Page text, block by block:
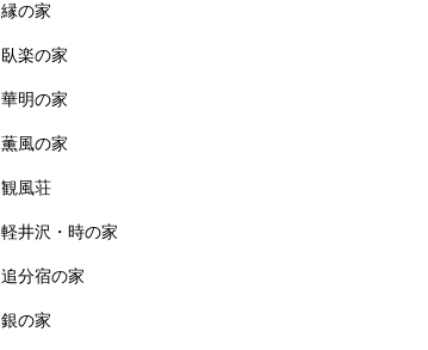
縁の家
臥楽の家
華明の家
薫風の家
観風荘
軽井沢・時の家
追分宿の家
銀の家